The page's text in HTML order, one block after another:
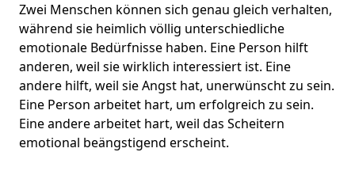
Zwei Menschen können sich genau gleich verhalten,
während sie heimlich völlig unterschiedliche
emotionale Bedürfnisse haben. Eine Person hilft
anderen, weil sie wirklich interessiert ist. Eine
andere hilft, weil sieAngst hat, unerwünscht zu sein.
Eine Person arbeitet hart, um erfolgreich zu sein.
Eine andere arbeitet hart, weil das Scheitern
emotional beängstigend erscheint.